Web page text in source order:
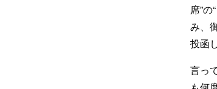
席”
み、
投函
言っ